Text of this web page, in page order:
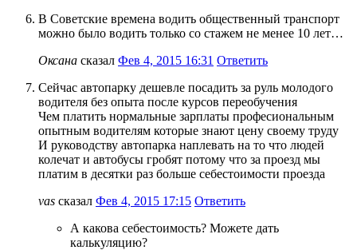
В Советские времена водить общественный транспорт
можно было водить только со стажем не менее 10 лет…
Оксана сказал Фев 4, 2015 16:31 Ответить
Сейчас автопарку дешевле посадить за руль молодого
водителя без опыта после курсов переобучения
Чем платить нормальные зарплаты професиональным
опытным водителям которые знают цену своему труду
И руководству автопарка наплевать на то что людей
колечат и автобусы гробят потому что за проезд мы
платим в десятки раз больше себестоимости проезда
vas сказал Фев 4, 2015 17:15 Ответить
А какова себестоимость? Можете дать
калькуляцию?